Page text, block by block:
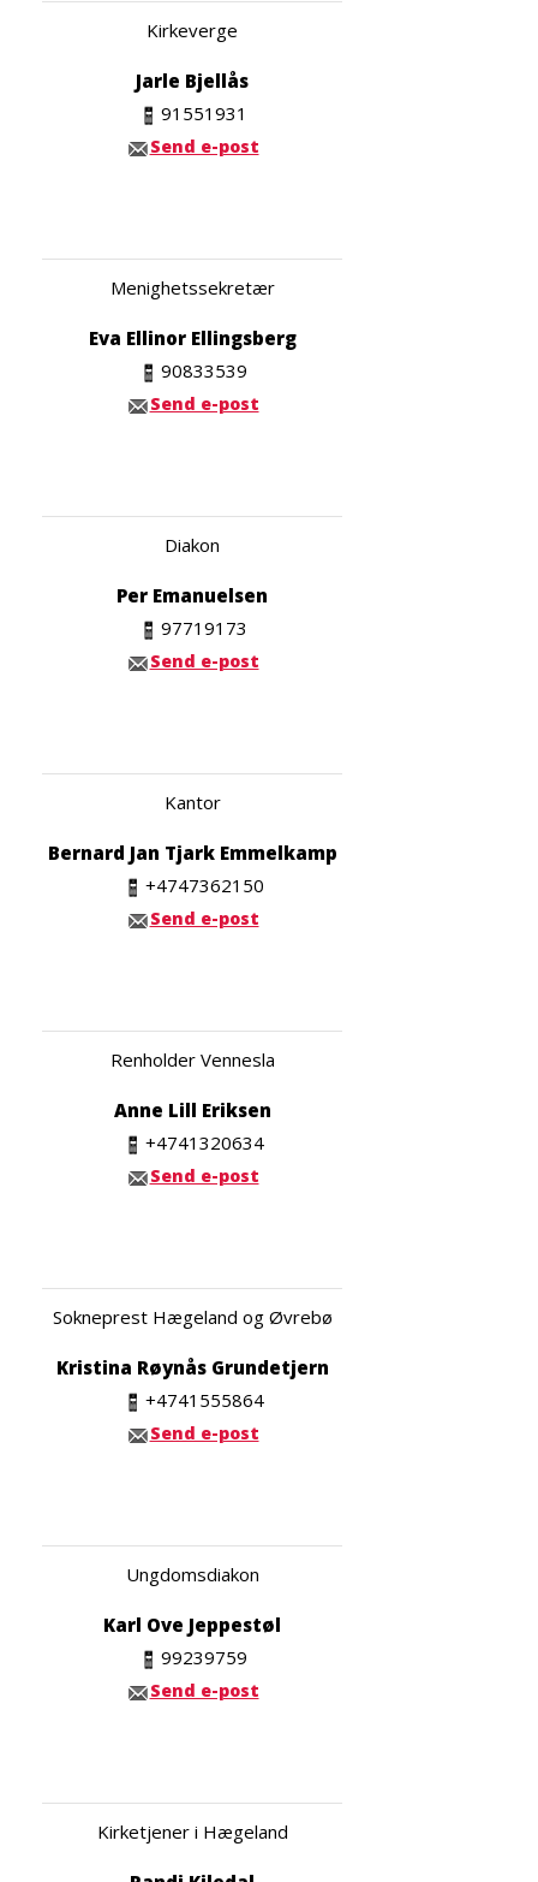
Kirkeverge
Jarle Bjellås
91551931
Send e-post
Menighetssekretær
Eva Ellinor Ellingsberg
90833539
Send e-post
Diakon
Per Emanuelsen
97719173
Send e-post
Kantor
Bernard Jan Tjark Emmelkamp
+4747362150
Send e-post
Renholder Vennesla
Anne Lill Eriksen
+4741320634
Send e-post
Sokneprest Hægeland og Øvrebø
Kristina Røynås Grundetjern
+4741555864
Send e-post
Ungdomsdiakon
Karl Ove Jeppestøl
99239759
Send e-post
Kirketjener i Hægeland